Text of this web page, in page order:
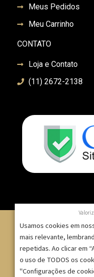
Meus Pedidos
Meu Carrinho
CONTATO
Loja e Contato
(11) 2672-2138
© 2007 – 2025 –
Japi, 1332 –
Usamos cookies em
mais relevante,
repetidas. Ao clicar em
o uso de TODOS os
"Configurações de